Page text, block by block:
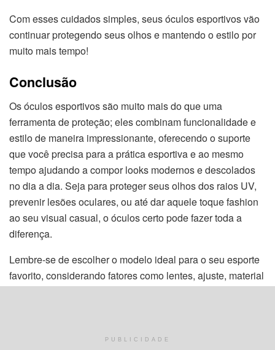
Com esses cuidados simples, seus óculos esportivos vão
continuar protegendo seus olhos e mantendo o estilo por
muito mais tempo!
Conclusão
Os óculos esportivos são muito mais do que uma
ferramenta de proteção; eles combinam funcionalidade e
estilo de maneira impressionante, oferecendo o suporte
que você precisa para a prática esportiva e ao mesmo
tempo ajudando a compor looks modernos e descolados
no dia a dia. Seja para proteger seus olhos dos raios UV,
prevenir lesões oculares, ou até dar aquele toque fashion
ao seu visual casual, o óculos certo pode fazer toda a
diferença.
Lembre-se de escolher o modelo ideal para o seu esporte
favorito, considerando fatores como lentes, ajuste, material
e conforto. E, claro, cuide bem dos seus óculos para
PUBLICIDADE